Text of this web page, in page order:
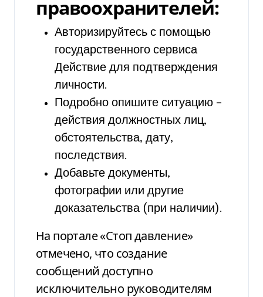
правоохранителей:
Авторизируйтесь с помощью
государственного сервиса
Действие для подтверждения
личности.
Подробно опишите ситуацию –
действия должностных лиц,
обстоятельства, дату,
последствия.
Добавьте документы,
фотографии или другие
доказательства (при наличии).
На портале «Стоп давление»
отмечено, что создание
сообщений доступно
исключительно руководителям